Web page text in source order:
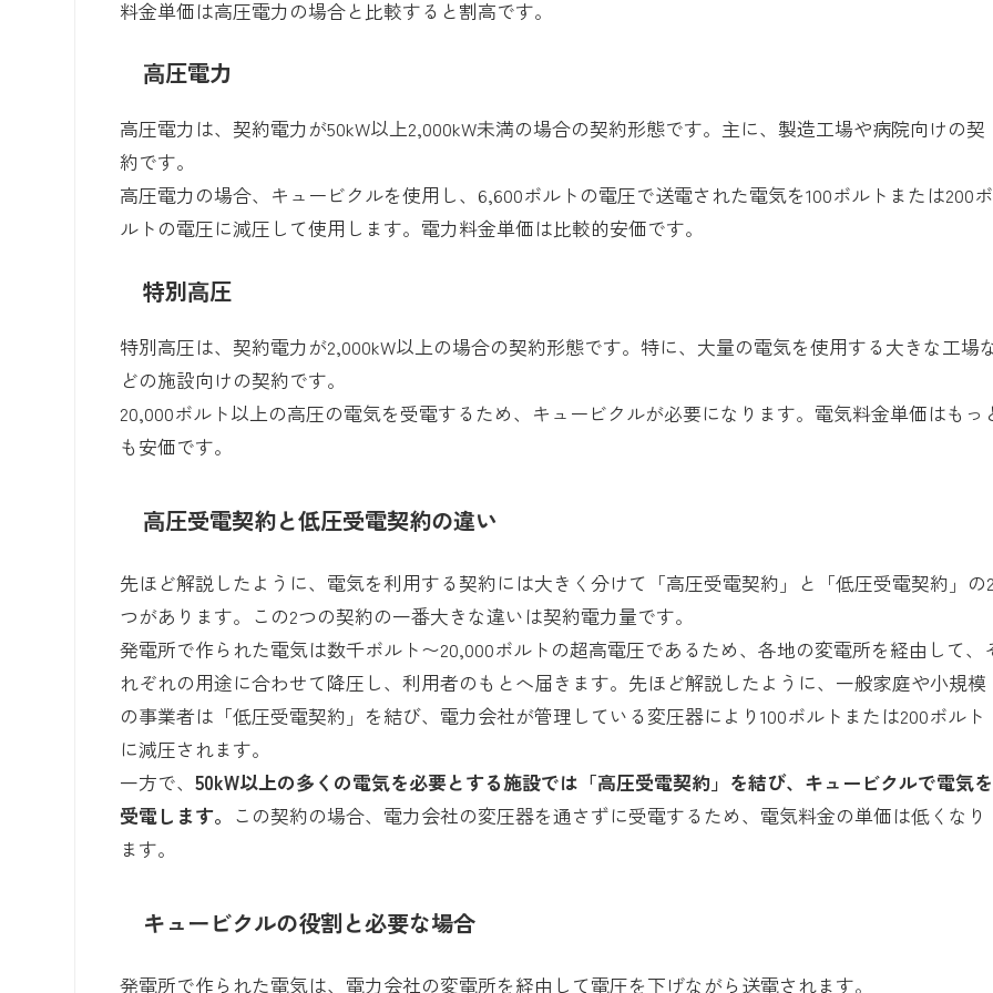
料金単価は高圧電力の場合と比較すると割高です。
高圧電力
高圧電力は、契約電力が50kW以上2,000kW未満の場合の契約形態です。主に、製造工場や病院向けの契
約です。
高圧電力の場合、キュービクルを使用し、6,600ボルトの電圧で送電された電気を100ボルトまたは200ボ
ルトの電圧に減圧して使用します。電力料金単価は比較的安価です。
特別高圧
特別高圧は、契約電力が2,000kW以上の場合の契約形態です。特に、大量の電気を使用する大きな工場
どの施設向けの契約です。
20,000ボルト以上の高圧の電気を受電するため、キュービクルが必要になります。電気料金単価はもっ
も安価です。
高圧受電契約と低圧受電契約の違い
先ほど解説したように、電気を利用する契約には大きく分けて「高圧受電契約」と「低圧受電契約」の2
つがあります。この2つの契約の一番大きな違いは契約電力量です。
発電所で作られた電気は数千ボルト〜20,000ボルトの超高電圧であるため、各地の変電所を経由して、
れぞれの用途に合わせて降圧し、利用者のもとへ届きます。先ほど解説したように、一般家庭や小規模
の事業者は「低圧受電契約」を結び、電力会社が管理している変圧器により100ボルトまたは200ボルト
に減圧されます。
一方で、50kW以上の多くの電気を必要とする施設では「高圧受電契約」を結び、キュービクルで電気を
受電します。 この契約の場合、電力会社の変圧器を通さずに受電するため、電気料金の単価は低くなり
ます。
キュービクルの役割と必要な場合
発電所で作られた電気は、電力会社の変電所を経由して電圧を下げながら送電されます。